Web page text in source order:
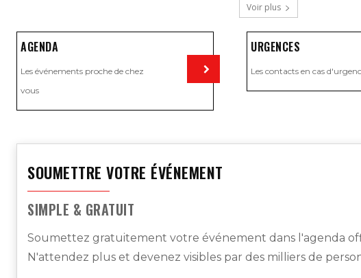
Voir plus
AGENDA
Les événements proche de chez
vous
URGENCES
Les contacts en cas
SOUMETTRE VOTRE ÉVÉNEMENT
SIMPLE & GRATUIT
Soumettez gratuitement votre événement dans l'agenda
N'attendez plus et devenez visibles par des milliers de